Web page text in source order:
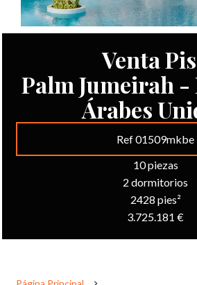
Venta
Palm Jumeirah
Árabes
Ref 01509mkbe
10 piezas
2 dormitorios
2428 pies²
3.725.181 €